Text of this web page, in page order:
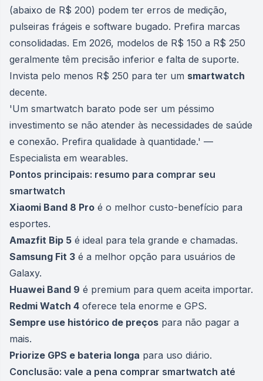
(abaixo de R$ 200) podem ter erros de medição,
pulseiras frágeis e software bugado. Prefira marcas
consolidadas. Em 2026, modelos de R$ 150 a R$ 250
geralmente têm precisão inferior e falta de suporte.
Invista pelo menos R$ 250 para ter um smartwatch
decente.
'Um smartwatch barato pode ser um péssimo
investimento se não atender às necessidades de saúde
e conexão. Prefira qualidade à quantidade.' —
Especialista em wearables.
Pontos principais: resumo para comprar seu
smartwatch
Xiaomi Band 8 Pro é o melhor custo-benefício para
esportes.
Amazfit Bip 5 é ideal para tela grande e chamadas.
Samsung Fit 3 é a melhor opção para usuários de
Galaxy.
Huawei Band 9 é premium para quem aceita importar.
Redmi Watch 4 oferece tela enorme e GPS.
Sempre use histórico de preços para não pagar a
mais.
Priorize GPS e bateria longa para uso diário.
Conclusão: vale a pena comprar smartwatch até